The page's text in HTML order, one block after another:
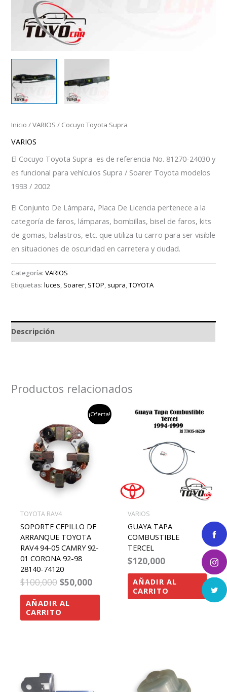
Inicio /VARIOS / Cocuyo Toyota Supra
VARIOS
El Cocuyo Toyota Supra es de referencia No. 81270-24030 y
es funcional para vehículos Supra / Soarer Toyota modelos
1993 / 2002
El Conjunto De Lámpara, Placa De Licencia pertenece a la
categoría de faros, lámparas, bombillas, bisel de faros, kits
de gomas, balastros, etc. que utiliza tu carro para ser visible
en situaciones de oscuridad en carretera y ciudad.
Categoría:VARIOS
Etiquetas:luces, Soarer, STOP, supra,TOYOTA
Descripción
Productos relacionados
¡Oferta!
TOYOTA RAV4
SOPORTE CEPILLO DE
ARRANQUE TOYOTA
RAV4 94-05 CAMRY 92-
01 CORONA 92-98
28140-74120
$100,000
original
era:
$100,000.
$50,000
el
precio
actual
AÑADIR AL
CARRITO
VARIOS
GUAYA TAPA
COMBUSTIBLE
TERCEL
$120,000
AÑADIR AL
CARRITO